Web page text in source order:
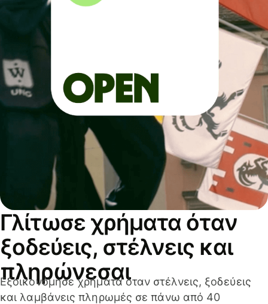
Γλίτωσε χρήματα όταν
ξοδεύεις, στέλνεις και
πληρώνεσαι
Εξοικονόμησε χρήματα όταν στέλνεις, ξοδεύεις
και λαμβάνεις πληρωμές σε πάνω από 40